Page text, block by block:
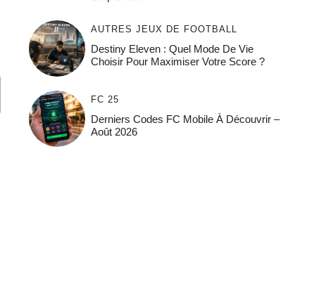
AUTRES JEUX DE FOOTBALL
Destiny Eleven : Quel Mode De Vie
Choisir Pour Maximiser Votre Score ?
FC 25
Derniers Codes FC Mobile À Découvrir –
Août 2026